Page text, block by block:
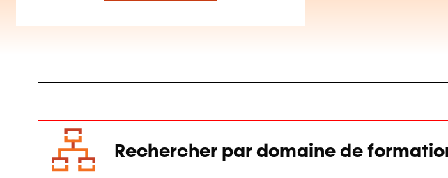
Rechercher par domaine de